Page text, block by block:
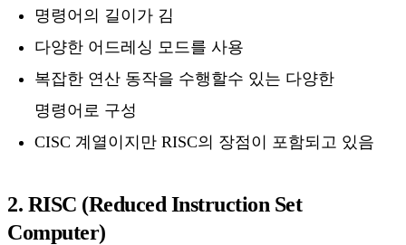
명령어의 길이가 김
다양한 어드레싱 모드를 사용
복잡한 연산 동작을 수행할수 있는 다양한
명령어로 구성
CISC 계열이지만 RISC의 장점이 포함되고 있음
2. RISC (Reduced Instruction Set
Computer)